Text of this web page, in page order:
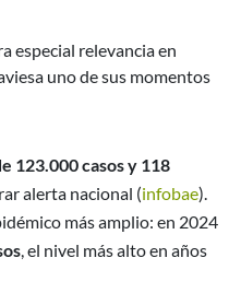
especial relevancia en
uno de sus momentos
123.000 casos y 118
alerta nacional (infobae).
más amplio: en 2024
, el nivel más alto en años